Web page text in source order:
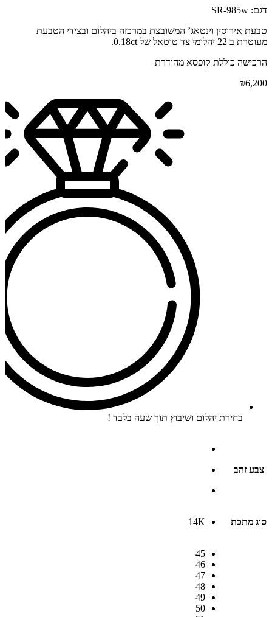
דגם: SR-985w
טבעת אירוסין וינטאג’ המשובצת במרכזה ביהלום ובצידי הטבעת
מעוטרת ב 22 יהלומי צד טוטאל של 0.18ct.
הרכישה כוללת קופסא מהודרת
₪6,200
בחירת יהלום ושיבוץ תוך שעה בלבד !
צבע זהב
סוג מתכת 14K
45
46
47
48
49
50